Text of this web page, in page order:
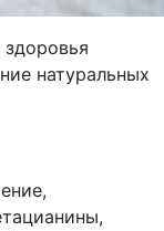
натуральных